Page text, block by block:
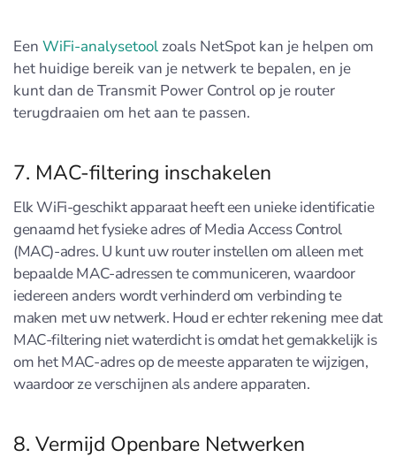
Een WiFi-analysetool zoals NetSpot kan je helpen om
het huidige bereik van je netwerk te bepalen, en je
kunt dan de Transmit Power Control op je router
terugdraaien om het aan te passen.
7. MAC-filtering inschakelen
Elk WiFi-geschikt apparaat heeft een unieke identificatie
genaamd het fysieke adres of Media Access Control
(MAC)-adres. U kunt uw router instellen om alleen met
bepaalde MAC-adressen te communiceren, waardoor
iedereen anders wordt verhinderd om verbinding te
maken met uw netwerk. Houd er echter rekening mee dat
MAC-filtering niet waterdicht is omdat het gemakkelijk is
om het MAC-adres op de meeste apparaten te wijzigen,
waardoor ze verschijnen als andere apparaten.
8. Vermijd Openbare Netwerken